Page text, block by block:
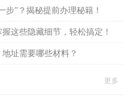
步”？揭秘提前办理秘籍！
这些隐藏细节，轻松搞定！
址需要哪些材料？
更多